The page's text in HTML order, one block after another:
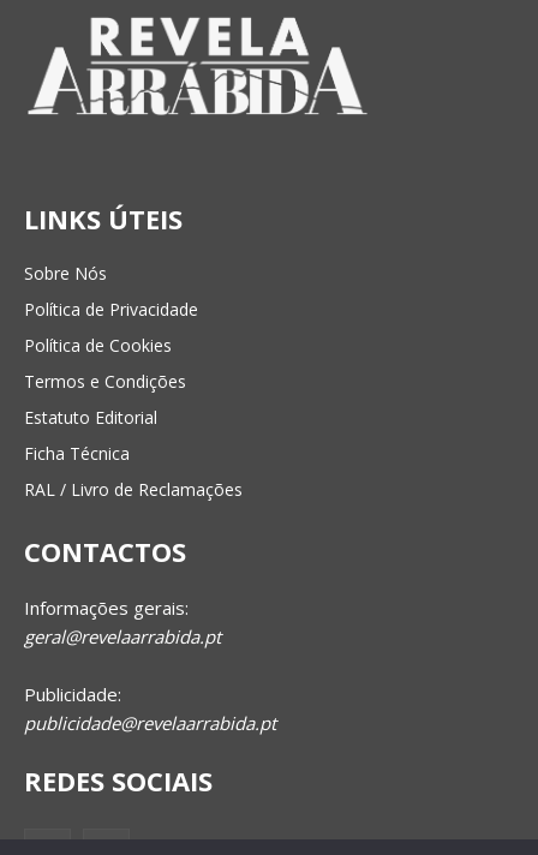
LINKS ÚTEIS
Sobre Nós
Política de Privacidade
Política de Cookies
Termos e Condições
Estatuto Editorial
Ficha Técnica
RAL / Livro de Reclamações
CONTACTOS
Informações gerais:
geral@revelaarrabida.pt
Publicidade:
publicidade@revelaarrabida.pt
REDES SOCIAIS